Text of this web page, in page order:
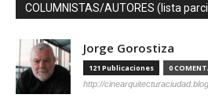
COLUMNISTAS/AUTORES (lista
Jorge Gorostiza
121 Publicaciones 0
http://